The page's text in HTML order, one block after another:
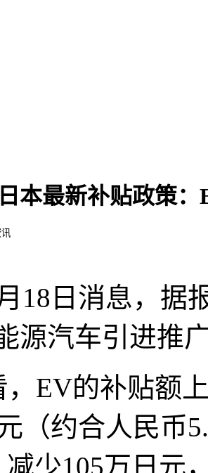
本最新补贴政策
18日消息，据
源汽车引进推
，EV的补贴额
（约合人民币
减少105万日